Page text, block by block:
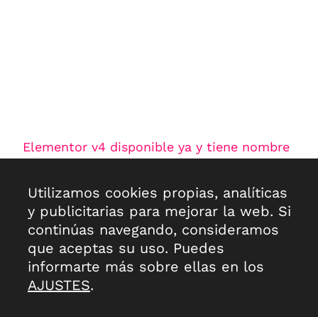
Elementor v4 disponible ya y tiene nombre
oficial – Atomic Editor
Ya está aquí, previsto para salir hoy 30 de marzo de
2026. Es posible que, debido a la distribución
progresiva en los repositorios a nivel
Leer más >>
Utilizamos cookies propias, analíticas
y publicitarias para mejorar la web. Si
continúas navegando, consideramos
que aceptas su uso. Puedes
informarte más sobre ellas en los
AJUSTES.